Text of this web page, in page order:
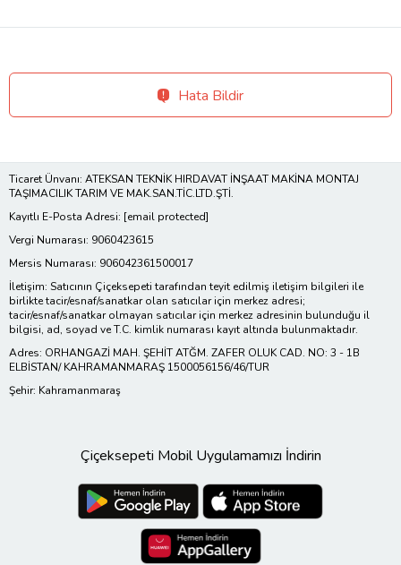
Hata Bildir
Ticaret Ünvanı: ATEKSAN TEKNİK HIRDAVAT İNŞAAT MAKİNA MONTAJ
TAŞIMACILIK TARIM VE MAK.SAN.TİC.LTD.ŞTİ.
Kayıtlı E-Posta Adresi: [email protected]
Vergi Numarası: 9060423615
Mersis Numarası: 906042361500017
İletişim: Satıcının Çiçeksepeti tarafından teyit edilmiş iletişim bilgileri ile
birlikte tacir/esnaf/sanatkar olan satıcılar için merkez adresi;
tacir/esnaf/sanatkar olmayan satıcılar için merkez adresinin bulunduğu il
bilgisi, ad, soyad ve T.C. kimlik numarası kayıt altında bulunmaktadır.
Adres: ORHANGAZİ MAH. ŞEHİT ATĞM. ZAFER OLUK CAD. NO: 3 - 1B
ELBİSTAN/ KAHRAMANMARAŞ 1500056156/46/TUR
Şehir: Kahramanmaraş
Çiçeksepeti Mobil Uygulamamızı İndirin